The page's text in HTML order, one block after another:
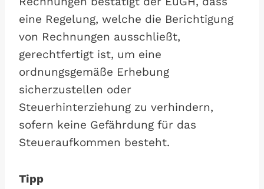
eine Regelung, welche die Berichtigung
von Rechnungen ausschließt,
gerechtfertigt ist, um eine
ordnungsgemäße Erhebung
sicherzustellen oder
Steuerhinterziehung zu verhindern,
sofern keine Gefährdung für das
Steueraufkommen besteht.
Tipp